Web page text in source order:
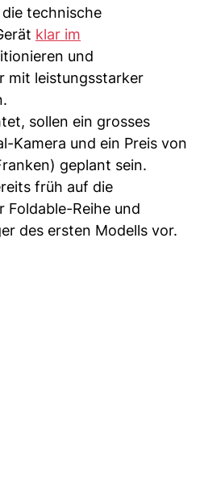
technische
klar im
und
mit leistungsstarker
sollen ein grosses
Kamera und ein Preis von
geplant sein.
früh auf die
Foldable-Reihe und
des ersten Modells vor.